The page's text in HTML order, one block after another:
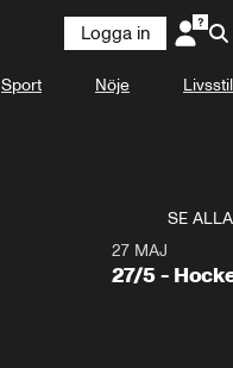
Logga in
Sport Nöje Livsstil
SE ALLA
27 MAJ
27/5 -